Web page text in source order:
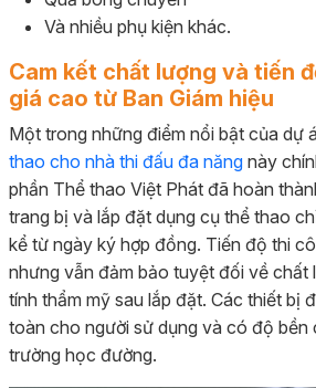
Và nhiều phụ kiện khác.
Cam kết chất lượng và tiến
giá cao từ Ban Giám hiệu
Một trong những điểm nổi bật của dự
thao cho nhà thi đấu đa năng này
phần Thể thao Việt Phát đã hoàn
trang bị và lắp đặt dụng cụ thể thao
kể từ ngày ký hợp đồng. Tiến độ thi
nhưng vẫn đảm bảo tuyệt đối về chất
tính thẩm mỹ sau lắp đặt. Các thiết bị
toàn cho người sử dụng và có độ bền
trường học đường.